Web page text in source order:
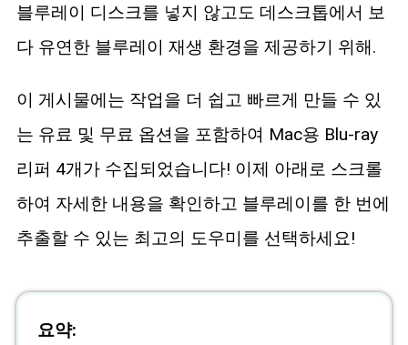
블루레이 디스크를 넣지 않고도 데스크톱에서 보
다 유연한 블루레이 재생 환경을 제공하기 위해.
이 게시물에는 작업을 더 쉽고 빠르게 만들 수 있
는 유료 및 무료 옵션을 포함하여 Mac용 Blu-ray
리퍼 4개가 수집되었습니다! 이제 아래로 스크롤
하여 자세한 내용을 확인하고 블루레이를 한 번에
추출할 수 있는 최고의 도우미를 선택하세요!
요약: